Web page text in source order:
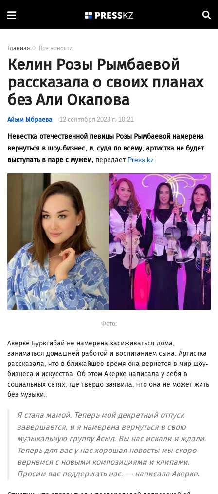
Главная Все новости
Келин Розы Рымбаевой
рассказала о своих планах
без Али Окапова
Айым Ыбраева 12 сентября 2023 г. 10:21
Невестка отечественной певицы Розы Рымбаевой намерена
вернуться в шоу-бизнес, и, судя по всему, артистка не будет
выступать в паре с мужем, передает Press.kz
Фото:
Акерке Бурктибай не намерена засиживаться дома,
заниматься домашней работой и воспитанием сына. Артистка
рассказала, что в ближайшее время она вернется в мир шоу-
бизнеса и искусства. Об этом Акерке написала у себя в
социальных сетях, где твердо заявила, что она не может жить
без музыки.
Я стала мамой. Теперь мой декретный отпуск
завершается, и я намерена вернуться в свою
музыкальную группу Асыл. Вы нас искали и ждали.
Теперь для вас у нас хорошая новость: мы скоро
вернемся с новыми композициями и клипами.
Просим вас поддержать нас, — написала Акерке.